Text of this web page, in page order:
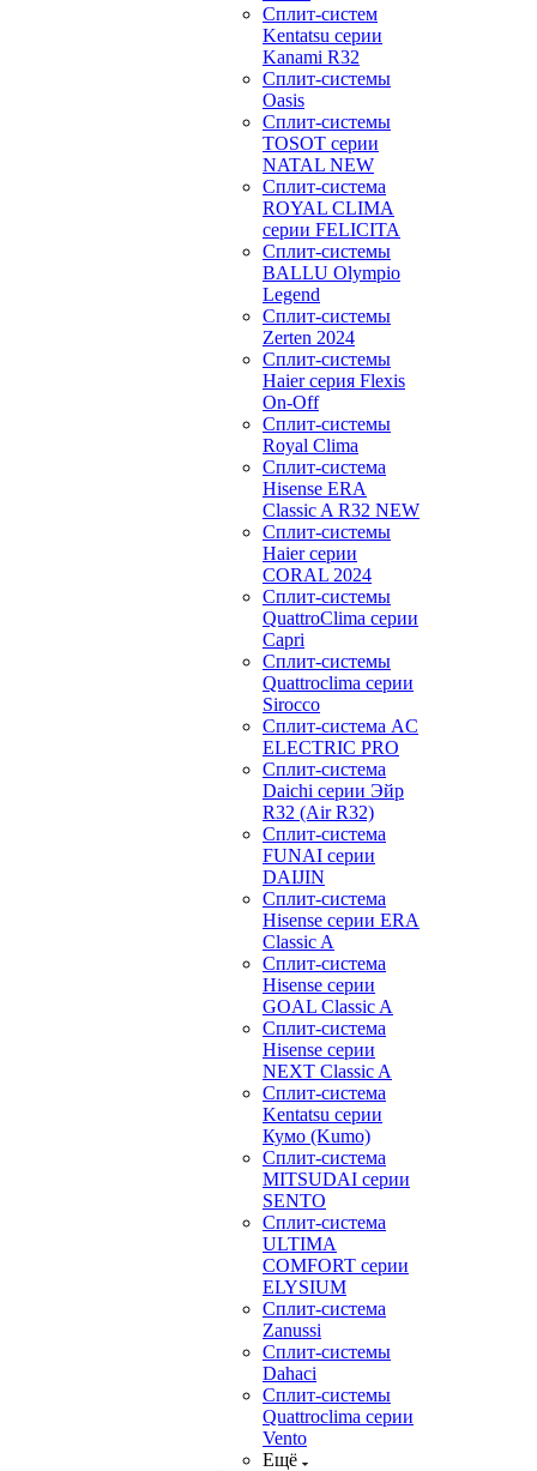
Сплит-систем
Kentatsu серии
Kanami R32
Сплит-системы
Oasis
Сплит-системы
TOSOT серии
NATAL NEW
Сплит-система
ROYAL CLIMA
серии FELICITA
Сплит-системы
BALLU Olympio
Legend
Сплит-системы
Zerten 2024
Сплит-системы
Haier серия Flexis
On-Off
Сплит-системы
Royal Clima
Сплит-система
Hisense ERA
Classic A R32 NEW
Сплит-системы
Haier cерии
CORAL 2024
Сплит-системы
QuattroClima серии
Capri
Сплит-системы
Quattroclima серии
Sirocco
Сплит-система AC
ELECTRIC PRO
Сплит-система
Daichi серии Эйр
R32 (Air R32)
Сплит-система
FUNAI серии
DAIJIN
Сплит-система
Hisense серии ERA
Classic A
Сплит-система
Hisense серии
GOAL Classic A
Сплит-система
Hisense серии
NEXT Classic A
Сплит-система
Kentatsu серии
Кумо (Kumo)
Сплит-система
MITSUDAI серии
SENTO
Сплит-система
ULTIMA
COMFORT серии
ELYSIUM
Сплит-система
Zanussi
Сплит-системы
Dahaci
Сплит-системы
Quattroclima серии
Vento
Ещё